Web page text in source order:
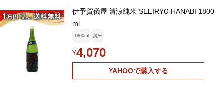
伊予賀儀屋 清涼純米 SEEIRYO HANABI 1800
ml
1800ml 純米
¥4,070
YAHOOで購入する